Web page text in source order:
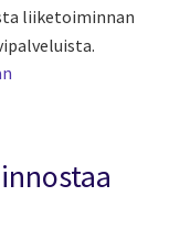
liiketoiminnan